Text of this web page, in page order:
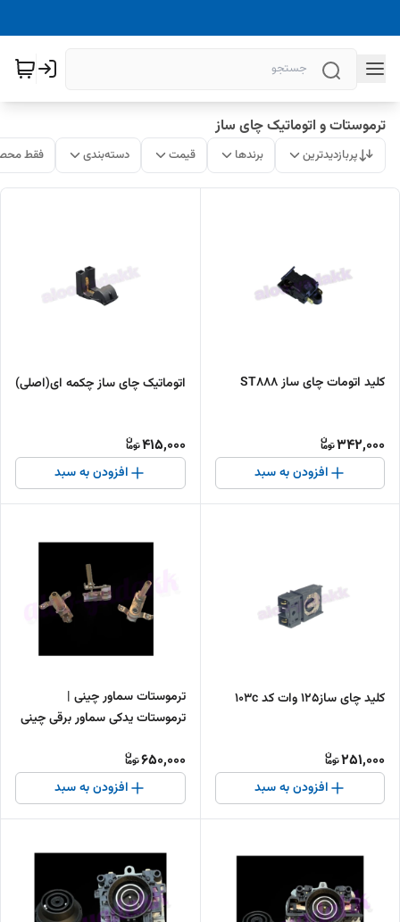
ترموستات و اتوماتیک چای ساز
پربازدیدترین برندها قیمت دسته‌بندی فقط
کلید اتومات چای ساز ST888
342,000
افزودن به سبد
اتوماتیک چای ساز چکمه ای(اصلی)
415,000
افزودن به سبد
کلید چای ساز۱۲۵ وات کد 103c
251,000
افزودن به سبد
ترموستات سماور چینی |
ترموستات یدکی سماور برقی چینی
650,000
افزودن به سبد